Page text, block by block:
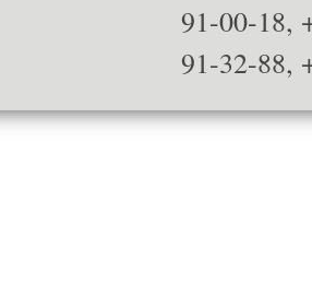
91-00-18,
91-32-88,